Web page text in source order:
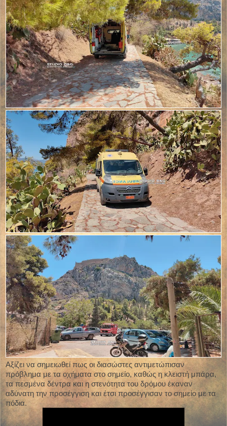
Αξίζει να σημειωθεί πως οι διασώστες αντιμετώπισαν
πρόβλημα με τα οχήματα στο σημείο, καθώς η κλειστή μπάρα,
τα πεσμένα δέντρα και η στενότητα του δρόμου έκαναν
αδύνατη την προσέγγιση και έτσι προσέγγισαν το σημείο με τα
πόδια.